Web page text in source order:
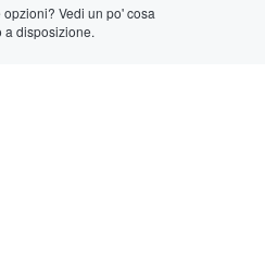
Vedi un po' cosa
a disposizione.